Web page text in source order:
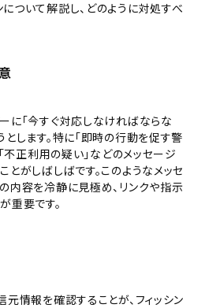
ついて解説し、どのように対処すべ
に「今すぐ対応しなければならな
とします。特に「即時の行動を促す警
「不正利用の疑い」などのメッセージ
とがしばしばです。このようなメッセ
内容を冷静に見極め、リンクや指示
重要です。
情報を確認することが、フィッシン